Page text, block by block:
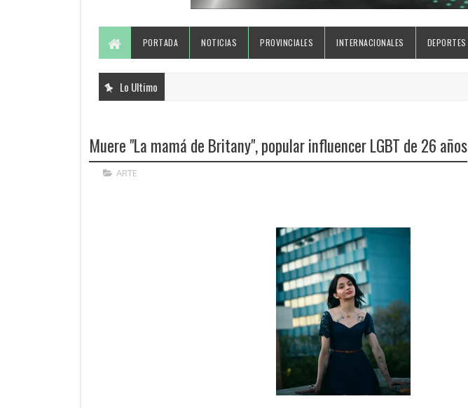
PORTADA NOTICIAS PROVINCIALES INTERNACIONALES DEPORTES
Lo Ultimo
Muere "La mamá de Britany", popular influencer LGBT de 26 años
ARTE